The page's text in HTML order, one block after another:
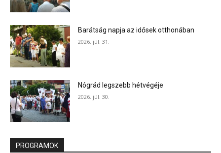
Barátság napja az idősek otthonában
2026. júl. 31.
Nógrád legszebb hétvégéje
2026. júl. 30.
PROGRAMOK